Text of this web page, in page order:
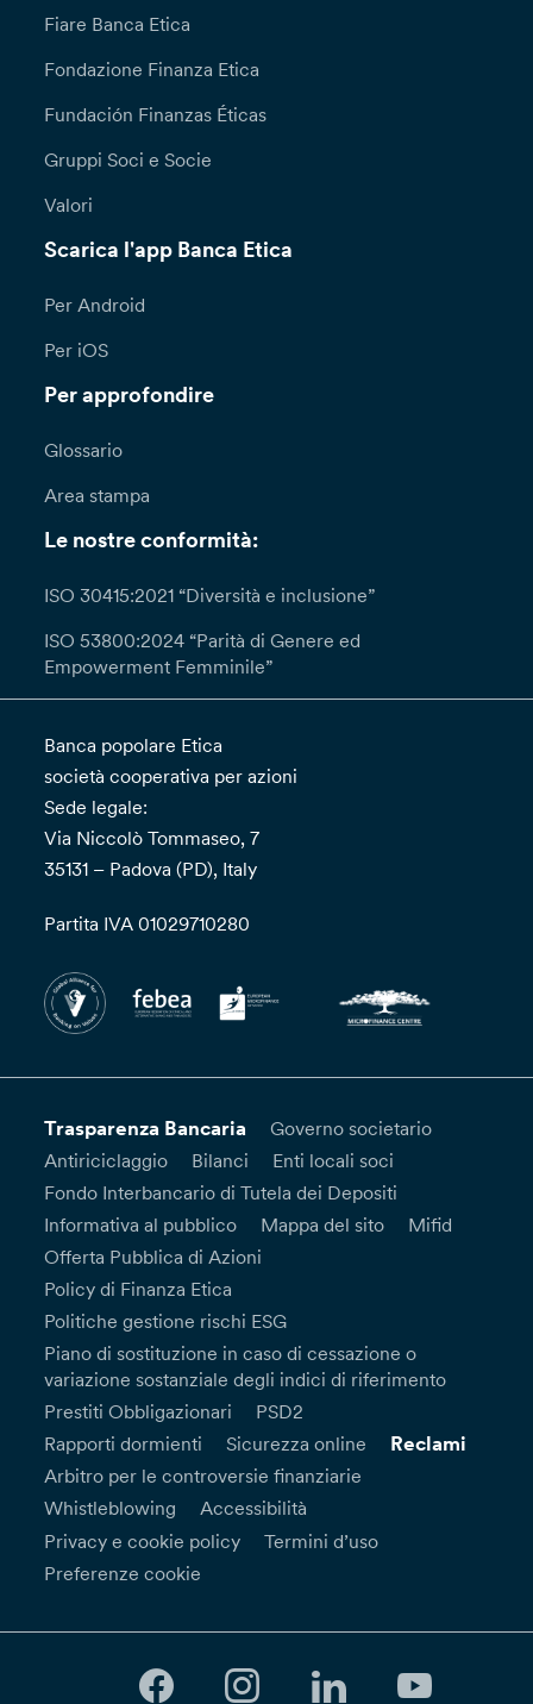
Fiare Banca Etica
Fondazione Finanza Etica
Fundación Finanzas Éticas
Gruppi Soci e Socie
Valori
Scarica l'app Banca Etica
Per Android
Per iOS
Per approfondire
Glossario
Area stampa
Le nostre conformità:
ISO 30415:2021 “Diversità e inclusione”
ISO 53800:2024 “Parità di Genere ed
Empowerment Femminile”
Banca popolare Etica
società cooperativa per azioni
Sede legale:
Via Niccolò Tommaseo, 7
35131 – Padova (PD), Italy
Partita IVA 01029710280
Trasparenza Bancaria
Governo societario
Antiriciclaggio
Bilanci
Enti locali soci
Fondo Interbancario di Tutela dei Depositi
Informativa al pubblico
Mappa del sito
Mifid
Offerta Pubblica di Azioni
Policy di Finanza Etica
Politiche gestione rischi ESG
Piano di sostituzione in caso di cessazione o
variazione sostanziale degli indici di riferimento
Prestiti Obbligazionari
PSD2
Rapporti dormienti
Sicurezza online Reclami
Arbitro per le controversie finanziarie
Whistleblowing
Accessibilità
Privacy e cookie policy
Termini d’uso
Preferenze cookie